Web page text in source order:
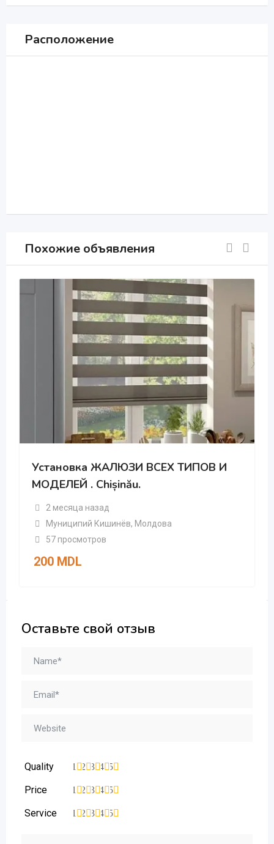
Расположение
Похожие объявления
Установка ЖАЛЮЗИ ВСЕХ ТИПОВ И
МОДЕЛЕЙ . Chișinău.
2 месяца назад
Муниципий Кишинёв, Молдова
57 просмотров
200 MDL
Оставьте свой отзыв
Quality 5
4
3
2
1
Price 5
4
3
2
1
Service 5
4
3
2
1